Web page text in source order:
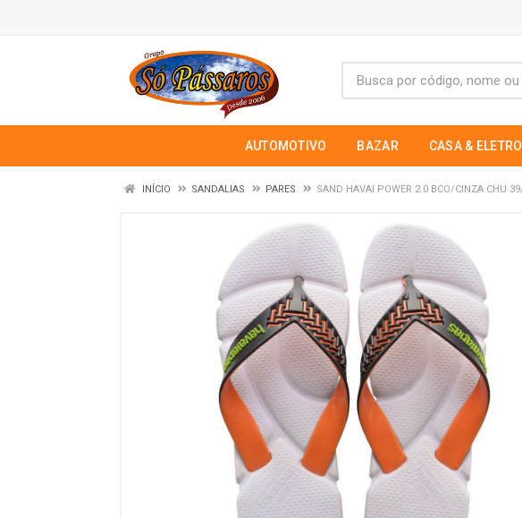
AUTOMOTIVO BAZAR CASA & ELETRO
INÍCIO SANDALIAS PARES SAND HAVAI POWER 2.0 BCO/CINZA CHU